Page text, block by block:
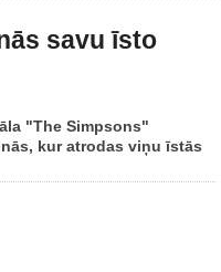
savu īsto
"The Simpsons"
kur atrodas viņu īstās